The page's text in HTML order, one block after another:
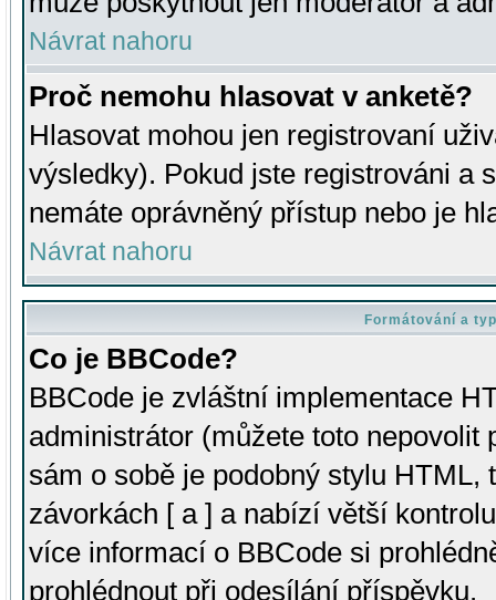
Návrat nahoru
Proč nemohu hlasovat v anketě?
Hlasovat mohou jen registrovaní
výsledky). Pokud jste registrováni a
nemáte oprávněný přístup nebo je
Návrat nahoru
Formátování a
Co je BBCode?
BBCode je zvláštní implementace
administrátor (můžete toto
sám o sobě je podobný stylu HTML,
závorkách [ a ] a nabízí větší
více informací o BBCode si
prohlédnout při odesílání příspěvku.